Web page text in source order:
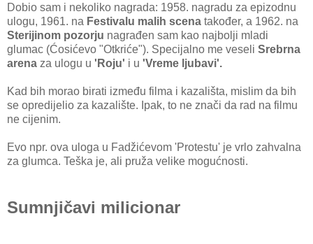
Dobio sam i nekoliko nagrada: 1958. nagradu za epizodnu
ulogu, 1961. na Festivalu malih scena također, a 1962. na
Sterijinom pozorju nagrađen sam kao najbolji mladi
glumac (Ćosićevo "Otkriće"). Specijalno me veseli Srebrna
arena za ulogu u 'Roju' i u 'Vreme ljubavi'.
Kad bih morao birati između filma i kazališta, mislim da bih
se opredijelio za kazalište. Ipak, to ne znači da rad na filmu
ne cijenim.
Evo npr. ova uloga u Fadžićevom 'Protestu' je vrlo zahvalna
za glumca. Teška je, ali pruža velike mogućnosti.
Sumnjičavi milicionar